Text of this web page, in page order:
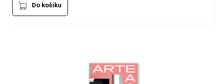
Do košíku